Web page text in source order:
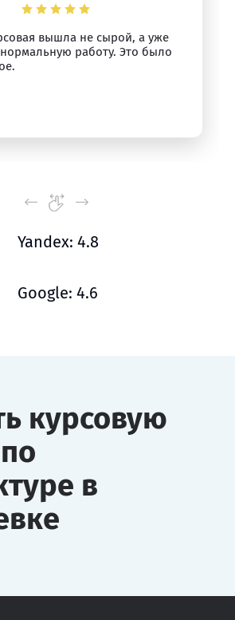
вышла не сырой, а уже
работу. Это было
Yandex: 4.8
Google: 4.6
курсовую
в